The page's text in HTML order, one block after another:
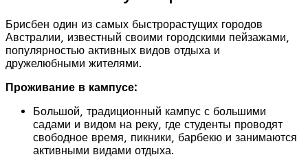
Брисбен один из самых быстрорастущих городов
Австралии, известный своими городскими пейзажами,
популярностью активных видов отдыха и
дружелюбными жителями.
Проживание в кампусе:
Большой, традиционный кампус с большими
садами и видом на реку, где студенты проводят
свободное время, пикники, барбекю и занимаются
активными видами отдыха.